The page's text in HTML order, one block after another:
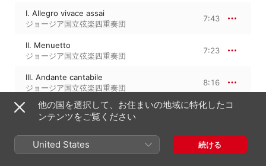
I. Allegro vivace assai
ジョージア国立弦楽四重奏団
7:43
II. Menuetto
ジョージア国立弦楽四重奏団
7:23
III. Andante cantabile
ジョージア国立弦楽四重奏団
8:16
IV. Molto allegro
ジョージア国立弦楽四重奏団
フランツ・シューベルト
他の国を選択して、お住まいの地域に特化したコ
ンテンツをご覧ください
United States 続ける